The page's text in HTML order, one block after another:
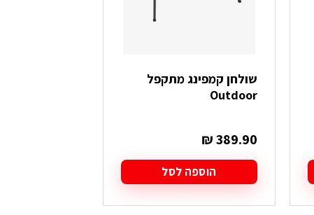
שולחן קמפינג מתקפל
Outdoor
₪389.90
הוספה לסל